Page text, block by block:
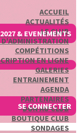
ACCUEIL
ACTUALITÉS
LE CLUB
D'ADMINISTRATION
COMPÉTITIONS
EN LIGNE
GALERIES
ENTRAINEMENT
AGENDA
PARTENAIRES
DON AU CLUB
BOUTIQUE CLUB
SONDAGES
& EVENEMENTS
SE CONNECTER